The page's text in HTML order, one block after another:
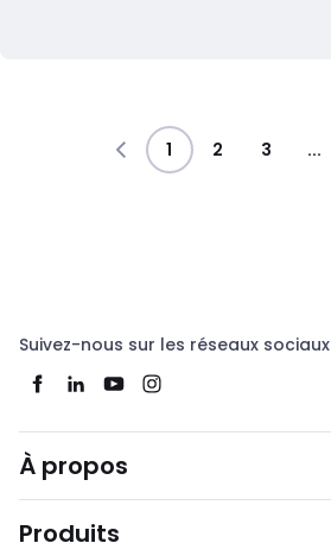
1 2 3 ...
Suivez-nous sur les réseaux sociaux
À propos
Produits